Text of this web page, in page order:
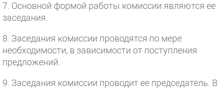
7. Основной формой работы комиссии являются ее
заседания.
8. Заседания комиссии проводятся по мере
необходимости, в зависимости от поступления
предложений.
9. Заседания комиссии проводит ее председатель. В